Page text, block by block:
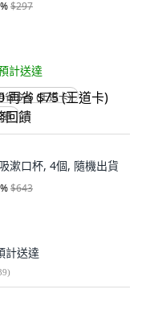
%$297
計送達
省 $75 (王道卡)
饋
漱口杯, 4個, 隨機出貨
%$643
計送達
)